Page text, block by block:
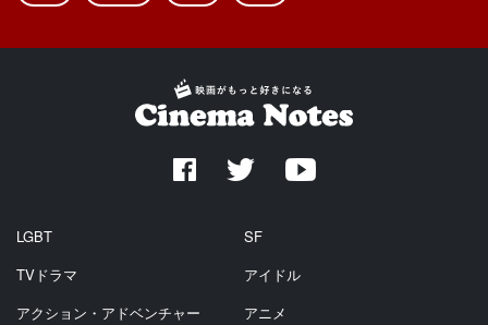
LGBT
SF
TVドラマ
アイドル
アクション・アドベンチャー
アニメ